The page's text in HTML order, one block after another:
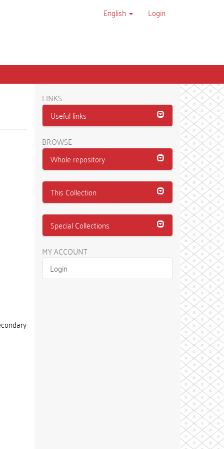
English Login
LINKS
Useful links
BROWSE
Whole repository
This Collection
Special Collections
MY ACCOUNT
Login